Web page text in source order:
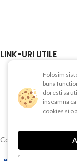
LINK-URI UTILE
Copyright © 2015-2025
Folosim
buna
doresti sa
inseamna
cookies si o